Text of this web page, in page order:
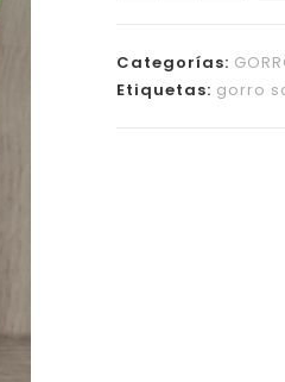
Categorías:
Etiquetas: gorro